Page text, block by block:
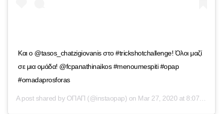
Και ο @tasos_chatzigiovanis στο #trickshotchallenge! Όλοι μαζί
σε μια ομάδα! @fcpanathinaikos #menoumespiti #opap
#omadaprosforas
A post shared by ΟΠΑΠ (@instaopap) on Mar 27, 2020 at 8:07am PDT